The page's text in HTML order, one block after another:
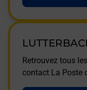
Retrouvez tous
contact La Poste